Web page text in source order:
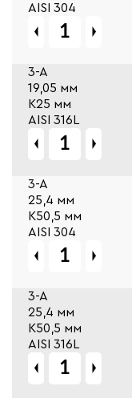
AISI 304
3-A
19,05 мм
К25 мм
AISI 316L
3-A
25,4 мм
К50,5 мм
AISI 304
3-A
25,4 мм
К50,5 мм
AISI 316L